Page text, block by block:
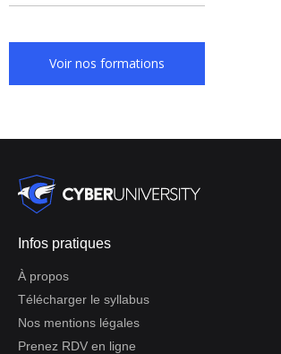
Voir nos formations
Infos pratiques
À propos
Télécharger le syllabus
Nos mentions légales
Prenez RDV en ligne